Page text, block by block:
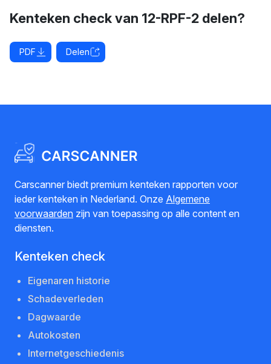
Kenteken check van 12-RPF-2 delen?
PDF Delen
Carscanner biedt premium kenteken rapporten voor
ieder kenteken in Nederland. Onze Algemene
voorwaarden zijn van toepassing op alle content en
diensten.
Kenteken check
Eigenaren historie
Schadeverleden
Dagwaarde
Autokosten
Internetgeschiedenis